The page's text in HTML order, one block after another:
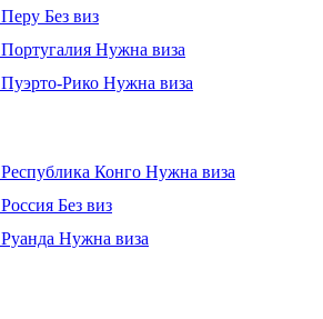
Перу Без виз
Португалия Нужна виза
Пуэрто-Рико Нужна виза
Республика Конго Нужна виза
Россия Без виз
Руанда Нужна виза